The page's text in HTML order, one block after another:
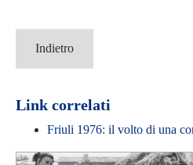
Indietro
Link correlati
Friuli 1976: il volto di una